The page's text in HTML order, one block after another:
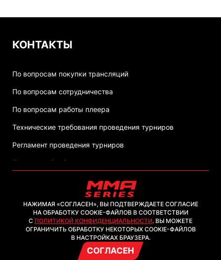
КОНТАКТЫ
По вопросам покупки трансляций
По вопросам сотрудничества
По вопросам работы плеера
Технические требования проведения турниров
Регламент проведения турниров
Политика обработки персональных данных
2026, ООО "ММА-ТВ.КОМ"
НАЖИМАЯ «СОГЛАСЕН», ВЫ ПОДТВЕРЖДАЕТЕ СОГЛАСИЕ
НА ОБРАБОТКУ COOKIE-ФАЙЛОВ В СООТВЕТСТВИИ
С ПОЛИТИКОЙ КОНФИДЕНЦИАЛЬНОСТИ. ВЫ МОЖЕТЕ
ОГРАНИЧИТЬ ОБРАБОТКУ НЕКОТОРЫХ COOKIE-ФАЙЛОВ
В НАСТРОЙКАХ БРАУЗЕРА.
СОГЛАСЕН